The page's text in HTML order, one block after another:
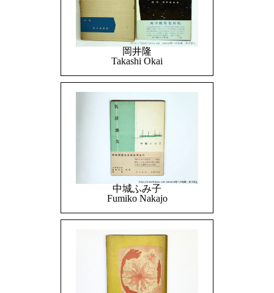
岡井隆
Takashi Okai
中城ふみ子
Fumiko Nakajo